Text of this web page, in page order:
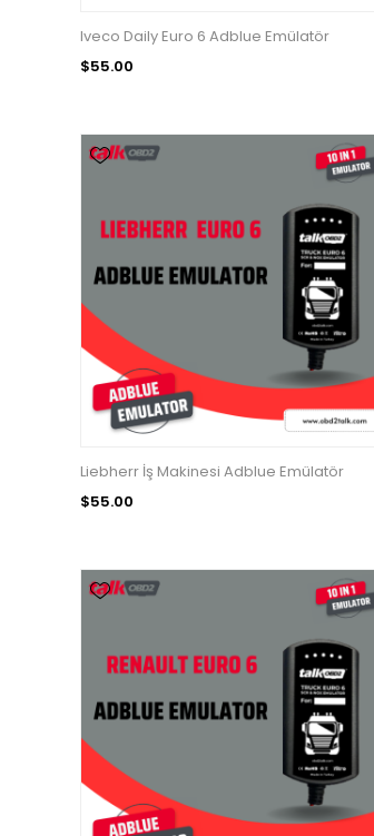
Iveco Daily Euro 6 Adblue Emülatör
$55.00
Liebherr İş Makinesi Adblue Emülatör
$55.00